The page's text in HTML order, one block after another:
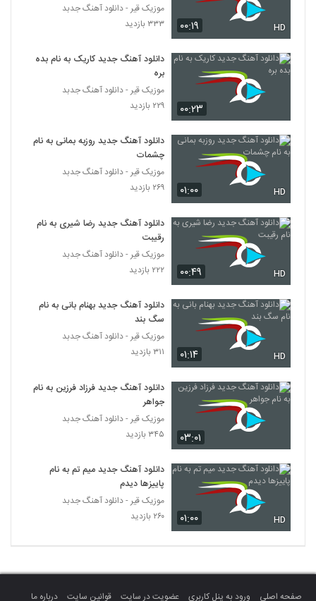
147
دانلود آهنگ پاشنه طلا از علی سماوی
۲۰۹ بازدید
دانلود آهنگ کوچه از مرتضی بهزاد
149
Chaloos)
موزیک زیبای عاشقم از آرکان
۲۳۱ بازدید
آهنگ علی پارسا بنام من و پاییز
152
۲۰۹ بازدید
153
آهنگ رضا بیگ بنام من دیوونه
۲۰۶ بازدید
آهنگ بهنام نجفی بنام مغرور جذاب
155
دانلود آهنگ جدید و زیبای امیر خمسه با نام
نارفیق
امین تیرزاد آهنگ محاله
۱۸۶ بازدید
157
دانلود آهنگ مجتبی آدیان شرطو بردی
۰۰:۱۹ HD
موزیک قیر - دانلود آهنگ جدبد
۳۳۳ بازدید
۰۰:۲۳
دانلود آهنگ جدید کاریک به نام بده
بره
موزیک قیر - دانلود آهنگ جدبد
۲۲۹ بازدید
۰۱:۰۰ HD
دانلود آهنگ جدید روزبه بمانی به نام
چشمات
موزیک قیر - دانلود آهنگ جدبد
۲۶۹ بازدید
۰۰:۴۹ HD
دانلود آهنگ جدید رضا شیری به نام
رقیبت
موزیک قیر - دانلود آهنگ جدبد
۲۲۲ بازدید
۰۱:۱۴ HD
دانلود آهنگ جدید بهنام بانی به نام
سگ بند
موزیک قیر - دانلود آهنگ جدبد
۳۱۱ بازدید
۰۳:۰۱
دانلود آهنگ جدید فرزاد فرزین به نام
جواهر
موزیک قیر - دانلود آهنگ جدبد
۳۴۵ بازدید
۰۱:۰۰ HD
دانلود آهنگ جدید میم تم به نام
پاییزها دیدم
موزیک قیر - دانلود آهنگ جدبد
۲۶۰ بازدید
صفحه اصلی ورود به پنل کاربری عضویت در سایت قوانین سایت درباره ما